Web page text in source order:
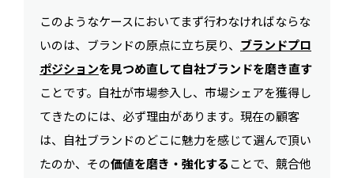
このようなケースにおいてまず行わなければならな
いのは、ブランドの原点に立ち戻り、 ブランドプロ
ポジションを見つめ直して自社ブランドを磨き直す
ことです。自社が市場参入し、市場シェアを獲得し
てきたのには、必ず理由があります。現在の顧客
は、自社ブランドのどこに魅力を感じて選んで頂い
たのか、その価値を磨き・強化することで、競合他